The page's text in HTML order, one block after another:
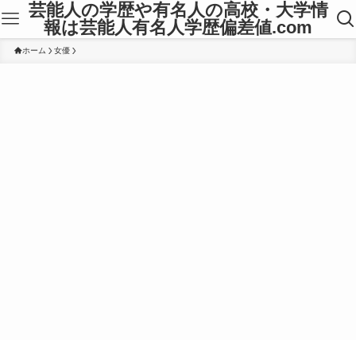
芸能人の学歴や有名人の高校・大学情
報は芸能人有名人学歴偏差値.com
ホーム 女優